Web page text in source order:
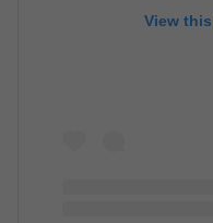
View